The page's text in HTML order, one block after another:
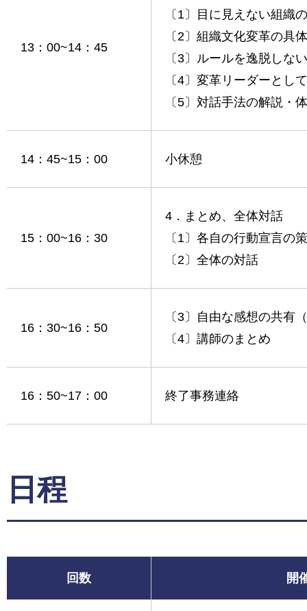
13：00~14：45
〔1〕目に見えない組織
〔2〕組織文化変革の具
〔3〕ルールを逸脱しな
〔4〕変革リーダーとし
〔5〕対話手法の解説・
14：45~15：00 小休憩
15：00~16：30
4．まとめ、全体対話
〔1〕各自の行動宣言の
〔2〕全体の対話
16：30~16：50
〔3〕自由な感想の共有
〔4〕講師のまとめ
16：50~17：00 終了事務連絡
日程
回数 開